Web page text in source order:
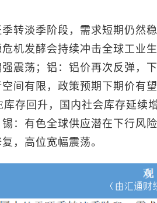
转淡季阶段，需求短期仍然
机发酵会持续冲击全球工业
震荡；铝：铝价再次反弹，
间有限，政策预期下期价有
存回升，国内社会库存延续
：有色全球供应潜在下行风
，高位宽幅震荡。